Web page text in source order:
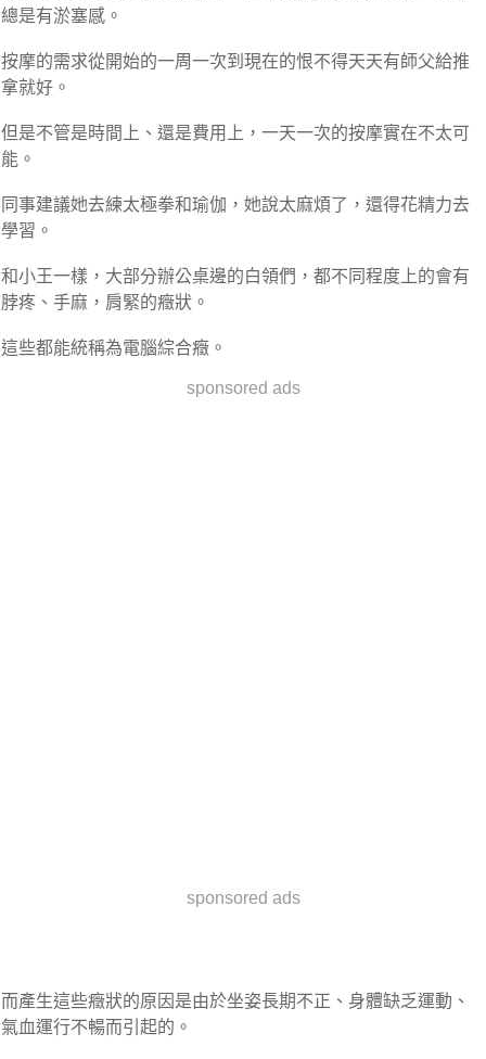
總是有淤塞感。
按摩的需求從開始的一周一次到現在的恨不得天天有師父給推
拿就好。
但是不管是時間上、還是費用上，一天一次的按摩實在不太可
能。
同事建議她去練太極拳和瑜伽，她說太麻煩了，還得花精力去
學習。
和小王一樣，大部分辦公桌邊的白領們，都不同程度上的會有
脖疼、手麻，肩緊的癥狀。
這些都能統稱為電腦綜合癥。
sponsored ads
sponsored ads
而產生這些癥狀的原因是由於坐姿長期不正、身體缺乏運動、
氣血運行不暢而引起的。